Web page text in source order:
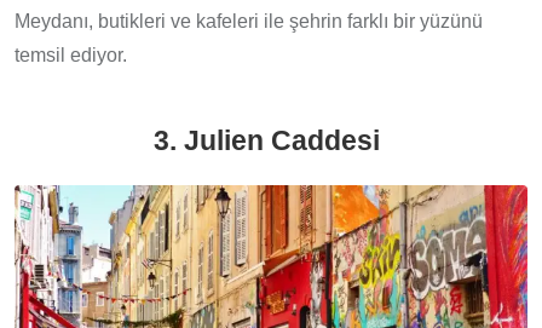
Meydanı, butikleri ve kafeleri ile şehrin farklı bir yüzünü
temsil ediyor.
3. Julien Caddesi